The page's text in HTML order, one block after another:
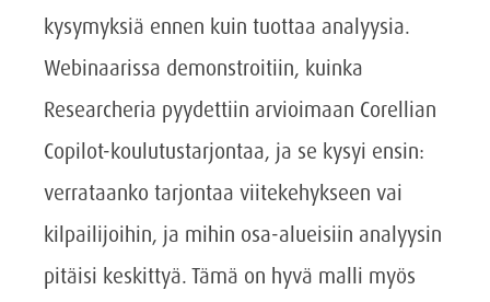
kysymyksiä ennen kuin tuottaa analyysia.
Webinaarissa demonstroitiin, kuinka
Researcheria pyydettiin arvioimaan Corellian
Copilot-koulutustarjontaa, ja se kysyi ensin:
verrataanko tarjontaa viitekehykseen vai
kilpailijoihin, ja mihin osa-alueisiin analyysin
pitäisi keskittyä. Tämä on hyvä malli myös